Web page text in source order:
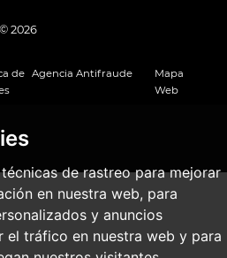
de rastreo para mejorar
en nuestra web, para
y anuncios
el tráfico en nuestra web y para
2026
de Agencia Antifraude
Mapa
Web